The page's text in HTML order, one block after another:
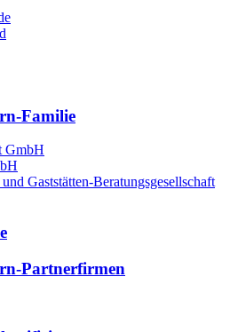
Familie
GmbH
Gaststätten-Beratungsgesellschaft
Partnerfirmen